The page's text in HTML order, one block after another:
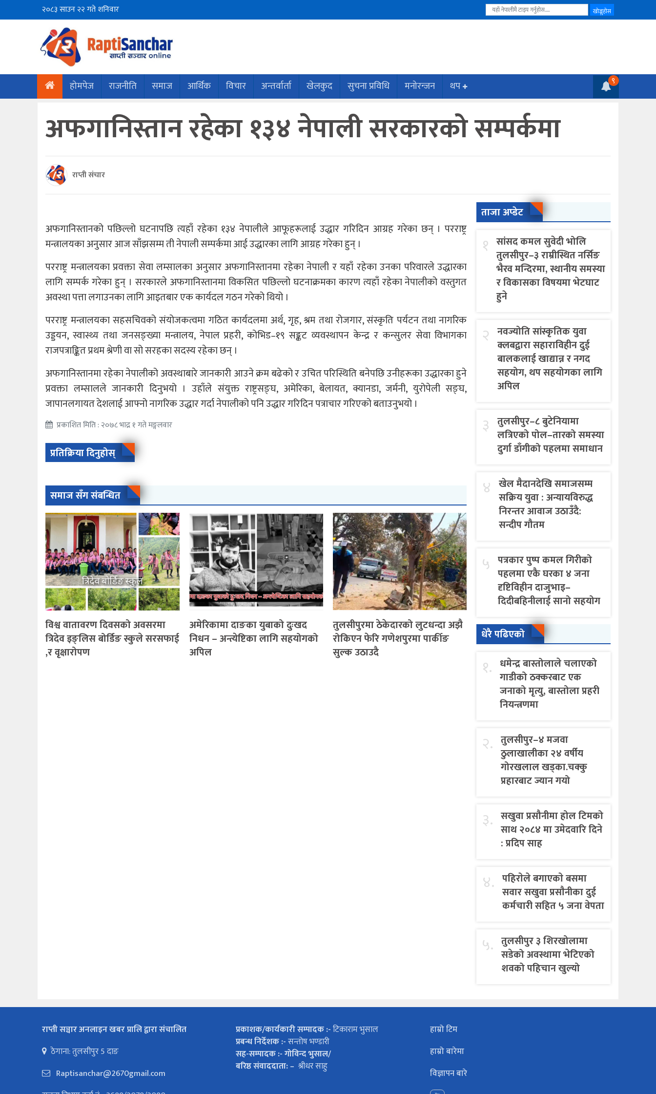
२०८३ साउन २२ गते शनिवार
होमपेज राजनीति समाज आर्थिक विचार अन्तर्वार्ता खेलकुद सुचना प्रविधि मनोरन्जन थप ९
अफगानिस्तान रहेका १३४ नेपाली सरकारको सम्पर्कमा
राप्ती संचार
अफगानिस्तानको पछिल्लो घटनापछि त्यहाँ रहेका १३४ नेपालीले आफूहरूलाई उद्धार गरिदिन आग्रह गरेका छन् । परराष्ट्र
मन्त्रालयका अनुसार आज साँझसम्म ती नेपाली सम्पर्कमा आई उद्धारका लागि आग्रह गरेका हुन् ।
परराष्ट्र मन्त्रालयका प्रवक्ता सेवा लम्सालका अनुसार अफगानिस्तानमा रहेका नेपाली र यहाँ रहेका उनका परिवारले उद्धारका
लागि सम्पर्क गरेका हुन् । सरकारले अफगानिस्तानमा विकसित पछिल्लो घटनाक्रमका कारण त्यहाँ रहेका नेपालीको वस्तुगत
अवस्था पत्ता लगाउनका लागि आइतबार एक कार्यदल गठन गरेको थियो ।
परराष्ट्र मन्त्रालयका सहसचिवको संयोजकत्वमा गठित कार्यदलमा अर्थ, गृह, श्रम तथा रोजगार, संस्कृति पर्यटन तथा नागरिक
उड्डयन, स्वास्थ्य तथा जनसङ्ख्या मन्त्रालय, नेपाल प्रहरी, कोभिड–१९ सङ्कट व्यवस्थापन केन्द्र र कन्सुलर सेवा विभागका
राजपत्राङ्कित प्रथम श्रेणी वा सो सरहका सदस्य रहेका छन् ।
अफगानिस्तानमा रहेका नेपालीको अवस्थाबारे जानकारी आउने क्रम बढेको र उचित परिस्थिति बनेपछि उनीहरूका उद्धारका हुने
प्रवक्ता लम्सालले जानकारी दिनुभयो । उहाँले संयुक्त राष्ट्रसङ्घ, अमेरिका, बेलायत, क्यानडा, जर्मनी, युरोपेली सङ्घ,
जापानलगायत देशलाई आफ्नो नागरिक उद्धार गर्दा नेपालीको पनि उद्धार गरिदिन पत्राचार गरिएको बताउनुभयो ।
प्रकाशित मिति : २०७८ भाद्र १ गते मङ्गलवार
प्रतिक्रिया दिनुहोस्
समाज सँग संबन्धित
विश्व वातावरण दिवसको अवसरमा
त्रिदेव इङ्लिस बोर्डिङ स्कुले सरसफाई
,र वृक्षारोपण
अमेरिकामा दाङका युबाको दुःखद
निधन – अन्त्येष्टिका लागि सहयोगको
अपिल
तुलसीपुरमा ठेकेदारको लुटधन्दा अझै
रोकिएन फेरि गणेशपुरमा पार्कीङ
सुल्क उठाउदै
ताजा अप्डेट
१ सांसद कमल सुवेदी भोलि
तुलसीपुर–३ राम्रीस्थित नर्सिङ
भैरव मन्दिरमा, स्थानीय समस्या
र विकासका विषयमा भेटघाट
हुने
२ नवज्योति सांस्कृतिक युवा
क्लबद्वारा सहाराविहीन दुई
बालकलाई खाद्यान्न र नगद
सहयोग, थप सहयोगका लागि
अपिल
३ तुलसीपुर–८ बुटेनियामा
लत्रिएको पोल–तारको समस्या
दुर्गा डाँगीको पहलमा समाधान
४ खेल मैदानदेखि समाजसम्म
सक्रिय युवा : अन्यायविरुद्ध
निरन्तर आवाज उठाउँदै:
सन्दीप गौतम
५ पत्रकार पुष्प कमल गिरीको
पहलमा एकै घरका ४ जना
दृष्टिविहीन दाजुभाइ–
दिदीबहिनीलाई सानो सहयोग
धेरै पढिएको
१. धमेन्द्र बास्तोलाले चलाएको
गाडीको ठक्करबाट एक
जनाको मृत्यु, बास्तोला प्रहरी
नियन्त्रणमा
२. तुलसीपुर–४ मजवा
ठुलाखालीका २४ वर्षीय
गोरखलाल खड्का.चक्कु
प्रहारबाट ज्यान गयो
३. सखुवा प्रसौनीमा होल टिमको
साथ २०८४ मा उमेदवारि दिने
: प्रदिप साह
४. पहिराेले बगाएकाे बसमा
सवार सखुवा प्रसाैनीका दुई
कर्मचारी सहित ५ जना वेपता
५. तुलसीपुर ३ शिरखोलामा
सडेको अवस्थामा भेटिएको
शवको पहिचान खुल्यो
राप्ती सञ्चार अनलाइन खबर प्रालि द्वारा संचालित
ठेगाना: तुलसीपुर 5 दाङ
Raptisanchar@2670gmail.com
प्रकाशक/कार्यकारी सम्पादक :-टिकाराम भुसाल
प्रबन्ध निर्देशक :-सन्तोष भण्डारी
सह-सम्पादक :- गोविन्द भुसाल/
बरिष्ठ संवाददाता: – श्रीधर साहु
हाम्रो टिम
हाम्रो बारेमा
विज्ञापन बारे